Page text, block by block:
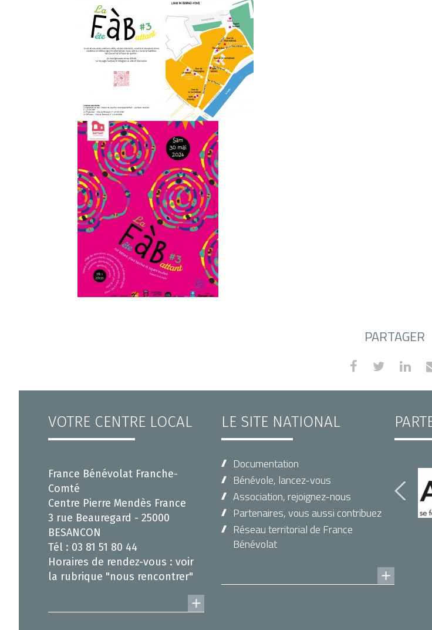
PARTAGER
VOTRE CENTRE LOCAL
France Bénévolat Franche-
Comté
Centre Pierre Mendès France
3 rue Beauregard - 25000
BESANCON
Tél : 03 81 51 80 44
Horaires de rendez-vous : voir
la rubrique "nous rencontrer"
LE SITE NATIONAL
Documentation
Bénévole, lancez-vous
Association, rejoignez-nous
Partenaires, vous aussi contribuez
Réseau territorial de France
Bénévolat